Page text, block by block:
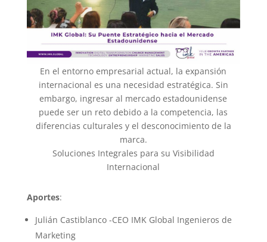
En el entorno empresarial actual, la expansión
internacional es una necesidad estratégica. Sin
embargo, ingresar al mercado estadounidense
puede ser un reto debido a la competencia, las
diferencias culturales y el desconocimiento de la
marca.
Soluciones Integrales para su Visibilidad
Internacional
Aportes:
Julián Castiblanco -CEO IMK Global Ingenieros de
Marketing